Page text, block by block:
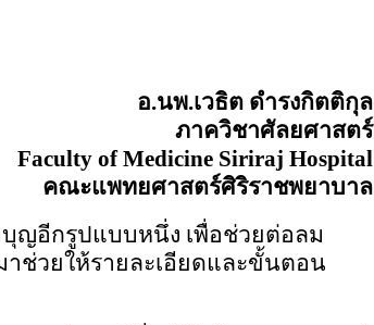
อ.นพ.เวธิต ดำรงกิตติกุล
ภาควิชาศัลยศาสตร์
Faculty of Medicine Siriraj Hospital
คณะแพทยศาสตร์ศิริราชพยาบาล
บุญอีกรูปแบบหนึ่ง เพื่อช่วยต่อลม
ช่วยให้รายละเอียดและขั้นตอน